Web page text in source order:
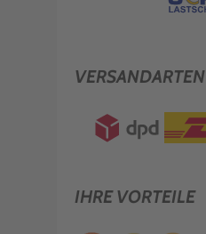
VERSANDARTEN
IHRE VORTEILE